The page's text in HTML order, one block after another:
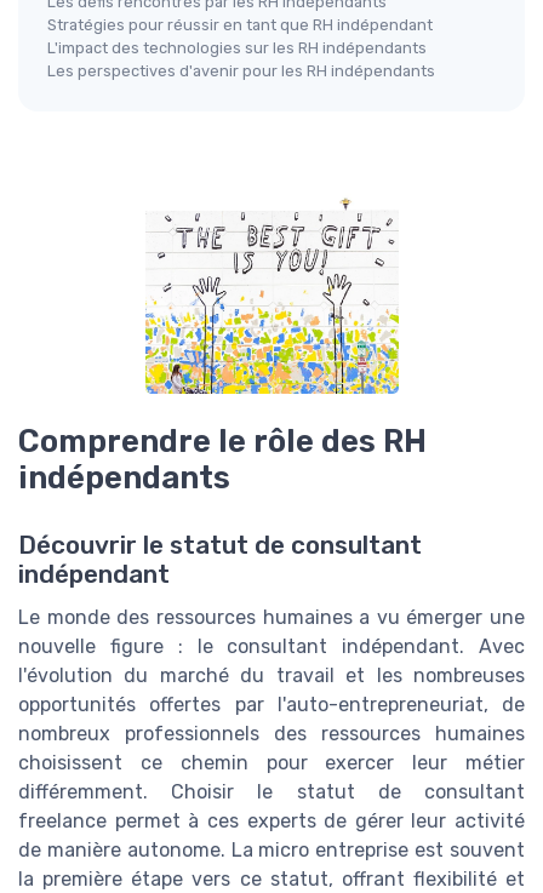
Stratégies pour réussir en tant que RH indépendant
L'impact des technologies sur les RH indépendants
Les perspectives d'avenir pour les RH indépendants
Comprendre le rôle des RH
indépendants
Découvrir le statut de consultant
indépendant
Le monde des ressources humaines a vu émerger une
nouvelle figure : le consultant indépendant. Avec
l'évolution du marché du travail et les nombreuses
opportunités offertes par l'auto-entrepreneuriat, de
nombreux professionnels des ressources humaines
choisissent ce chemin pour exercer leur métier
différemment. Choisir le statut de consultant
freelance permet à ces experts de gérer leur activité
de manière autonome. La micro entreprise est souvent
la première étape vers ce statut, offrant flexibilité et